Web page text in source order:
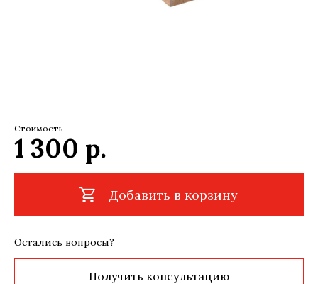
Стоимость
1 300 р.
Добавить в корзину
Остались вопросы?
Получить консультацию